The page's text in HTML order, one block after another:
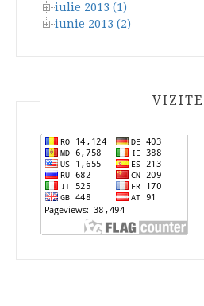
iulie 2013 (1)
iunie 2013 (2)
VIZITE